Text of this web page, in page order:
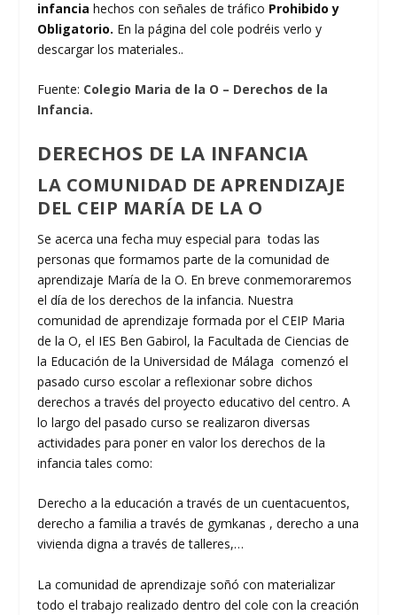
infancia hechos con señales de tráfico Prohibido y
Obligatorio. En la página del cole podréis verlo y
descargar los materiales..
Fuente: Colegio Maria de la O – Derechos de la
Infancia.
DERECHOS DE LA INFANCIA
LA COMUNIDAD DE APRENDIZAJE
DEL CEIP MARÍA DE LA O
Se acerca una fecha muy especial para todas las
personas que formamos parte de la comunidad de
aprendizaje María de la O. En breve conmemoraremos
el día de los derechos de la infancia. Nuestra
comunidad de aprendizaje formada por el CEIP Maria
de la O, el IES Ben Gabirol, la Facultada de Ciencias de
la Educación de la Universidad de Málaga comenzó el
pasado curso escolar a reflexionar sobre dichos
derechos a través del proyecto educativo del centro. A
lo largo del pasado curso se realizaron diversas
actividades para poner en valor los derechos de la
infancia tales como:
Derecho a la educación a través de un cuentacuentos,
derecho a familia a través de gymkanas , derecho a una
vivienda digna a través de talleres,…
La comunidad de aprendizaje soñó con materializar
todo el trabajo realizado dentro del cole con la creación